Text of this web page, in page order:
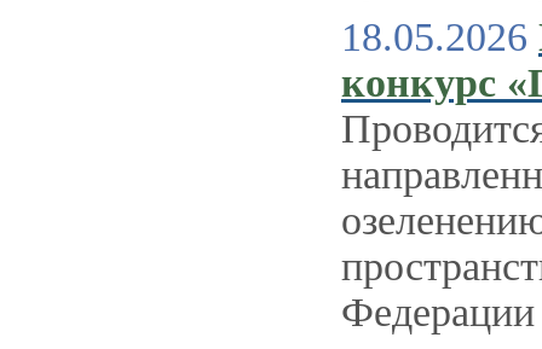
18.05.2026
конкурс
Федерации